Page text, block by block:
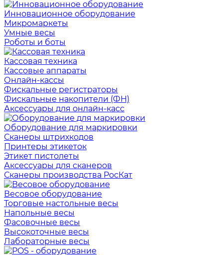
Инновационное оборудование
Микромаркеты
Умные весы
Роботы и боты
Кассовая техника
Кассовые аппараты
Онлайн-кассы
Фискальные регистраторы
Фискальные накопители (ФН)
Аксессуары для онлайн-касс
Оборудование для маркировки
Сканеры штрихкодов
Принтеры этикеток
Этикет пистолеты
Аксессуары для сканеров
Сканеры производства РосКат
Весовое оборудование
Торговые настольные весы
Напольные весы
Фасовочные весы
Высокоточные весы
Лабораторные весы